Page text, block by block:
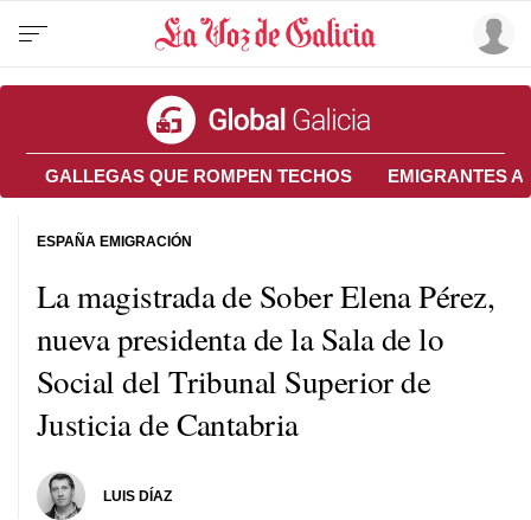
GALLEGAS QUE ROMPEN TECHOS EMIGRANTES A
La magistrada de Sober Elena Pérez,
nueva presidenta de la Sala de lo
Social del Tribunal Superior de
Justicia de Cantabria
LUIS DÍAZ
ESPAÑA EMIGRACIÓN